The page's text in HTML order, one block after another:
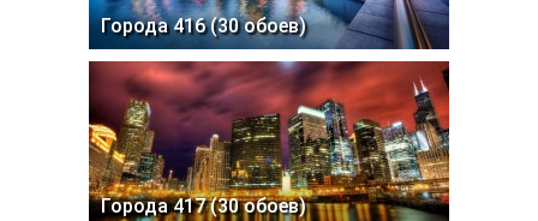
Города 416 (30 обоев)
Города 417 (30 обоев)